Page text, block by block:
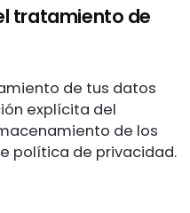
tratamiento de
de tus datos
explícita del
de los
política de privacidad.